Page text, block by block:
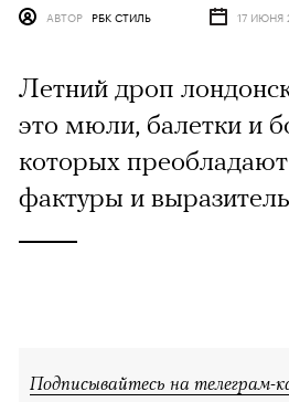
АВТОР РБК СТИЛЬ 17 ИЮНЯ
Летний дроп
это мюли, балетки и
которых
фактуры и
Подписывайтесь на телеграм-